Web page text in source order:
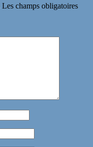
Les champs obligatoires